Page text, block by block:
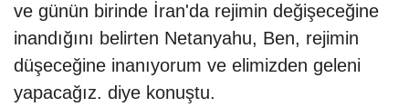
ve günün birinde İran'da rejimin değişeceğine
inandığını belirten Netanyahu, Ben, rejimin
düşeceğine inanıyorum ve elimizden geleni
yapacağız. diye konuştu.